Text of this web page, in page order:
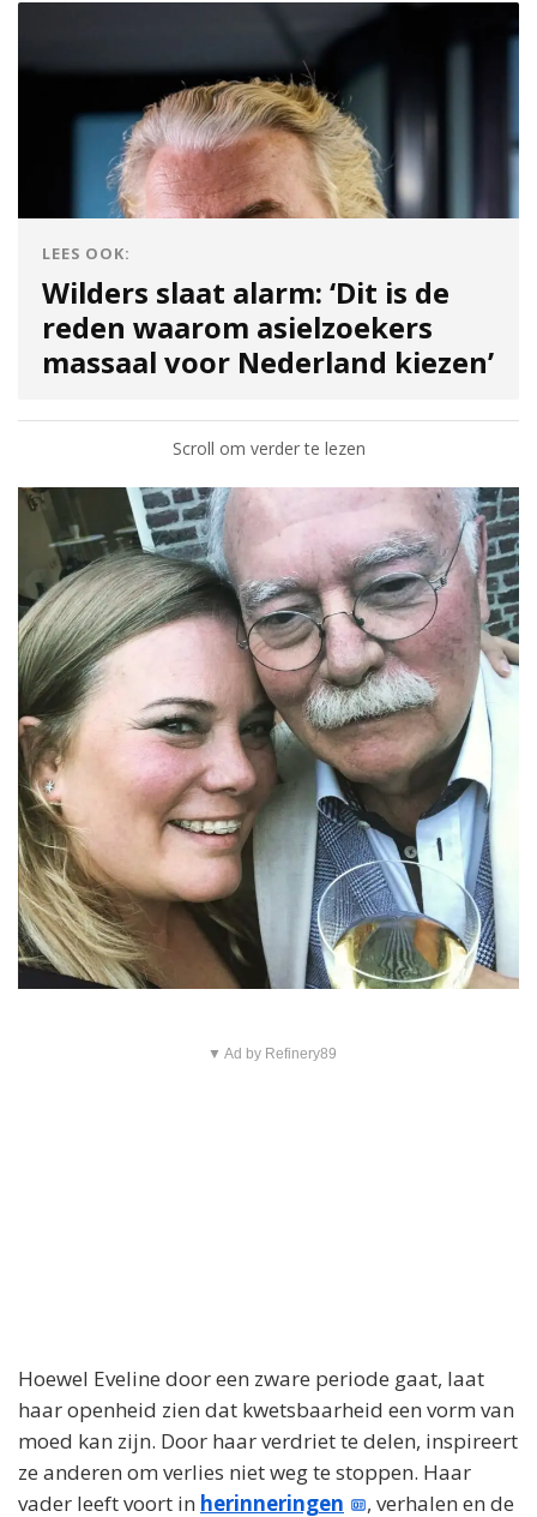
LEES OOK:
Wilders slaat alarm: ‘Dit is de
reden waarom asielzoekers
massaal voor Nederland kiezen’
Scroll om verder te lezen
▼ Ad by Refinery89
Hoewel Eveline door een zware periode gaat, laat
haar openheid zien dat kwetsbaarheid een vorm van
moed kan zijn. Door haar verdriet te delen, inspireert
ze anderen om verlies niet weg te stoppen. Haar
vader leeft voort in herinneringen , verhalen en de